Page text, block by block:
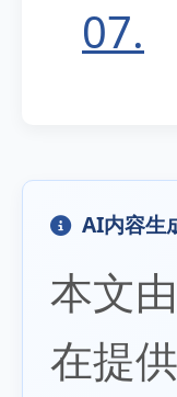
07.
AI内容生
本文由
在提